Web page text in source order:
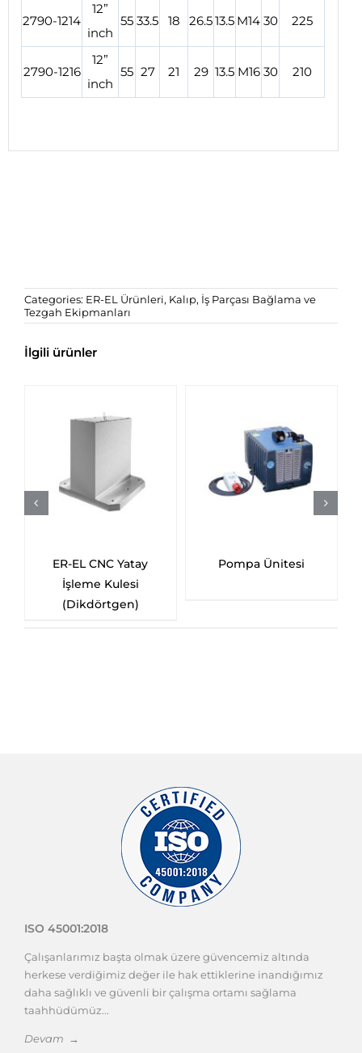
2790-1214
12”
inch
55 33.5 18 26.513.5 M14 30 225
2790-1216
12”
inch
55 27 21 29 13.5 M16 30 210
Categories: ER-EL Ürünleri, Kalıp, İş Parçası Bağlama ve
Tezgah Ekipmanları
İlgili ürünler
ER-EL CNC Yatay
İşleme Kulesi
(Dikdörtgen)
Pompa Ünitesi
ISO 45001:2018
Çalışanlarımız başta olmak üzere güvencemiz altında
herkese verdiğimiz değer ile hak ettiklerine inandığımız
daha sağlıklı ve güvenli bir çalışma ortamı sağlama
taahhüdümüz...
Devam →